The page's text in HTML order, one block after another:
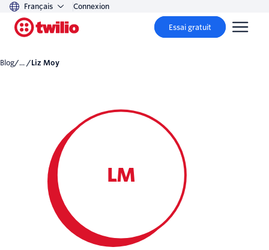
Français Connexion
Essai gratuit
Blog/... / Liz Moy
LM